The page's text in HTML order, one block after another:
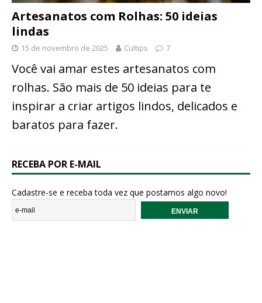
Artesanatos com Rolhas: 50 ideias
lindas
15 de novembro de 2025 Cultips 7
Você vai amar estes artesanatos com
rolhas. São mais de 50 ideias para te
inspirar a criar artigos lindos, delicados e
baratos para fazer.
RECEBA POR E-MAIL
Cadastre-se e receba toda vez que postamos algo novo!